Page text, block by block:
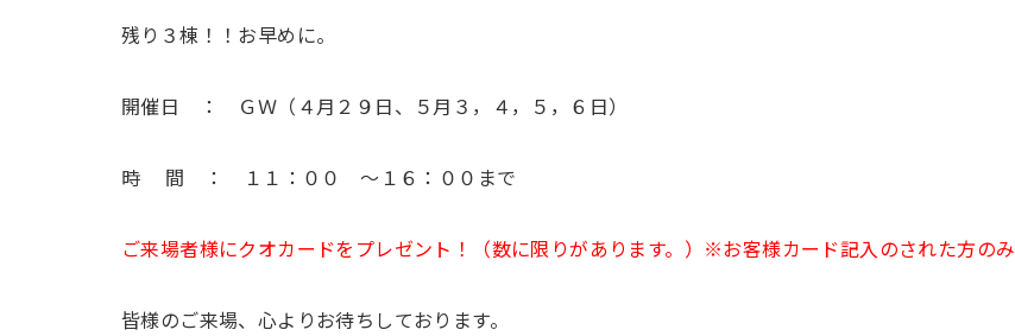
残り３棟！！お早めに。
開催日 ： ＧＷ（４月２９日、５月３，４，５，６日）
時 間 ： １１：００ ～１６：００まで
ご来場者様にクオカードをプレゼント！（数に限りがあります。）※お客様カード記入のされた方のみ
皆様のご来場、心よりお待ちしております。